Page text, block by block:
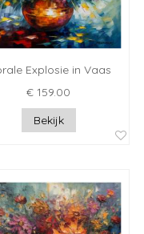
Explosie in Vaas
€ 159.00
Bekijk